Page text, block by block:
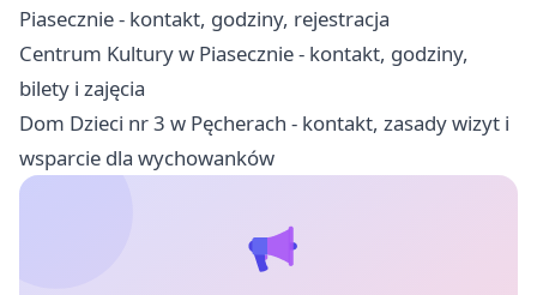
Piasecznie - kontakt, godziny, rejestracja
Centrum Kultury w Piasecznie - kontakt, godziny,
bilety i zajęcia
Dom Dzieci nr 3 w Pęcherach - kontakt, zasady wizyt i
wsparcie dla wychowanków